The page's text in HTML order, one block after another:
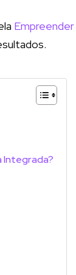
Empreender
Integrada?